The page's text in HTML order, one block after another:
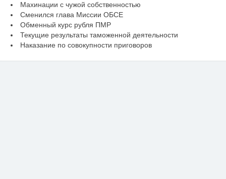
Махинации с чужой собственностью
Сменился глава Миссии ОБСЕ
Обменный курс рубля ПМР
Текущие результаты таможенной деятельности
Наказание по совокупности приговоров